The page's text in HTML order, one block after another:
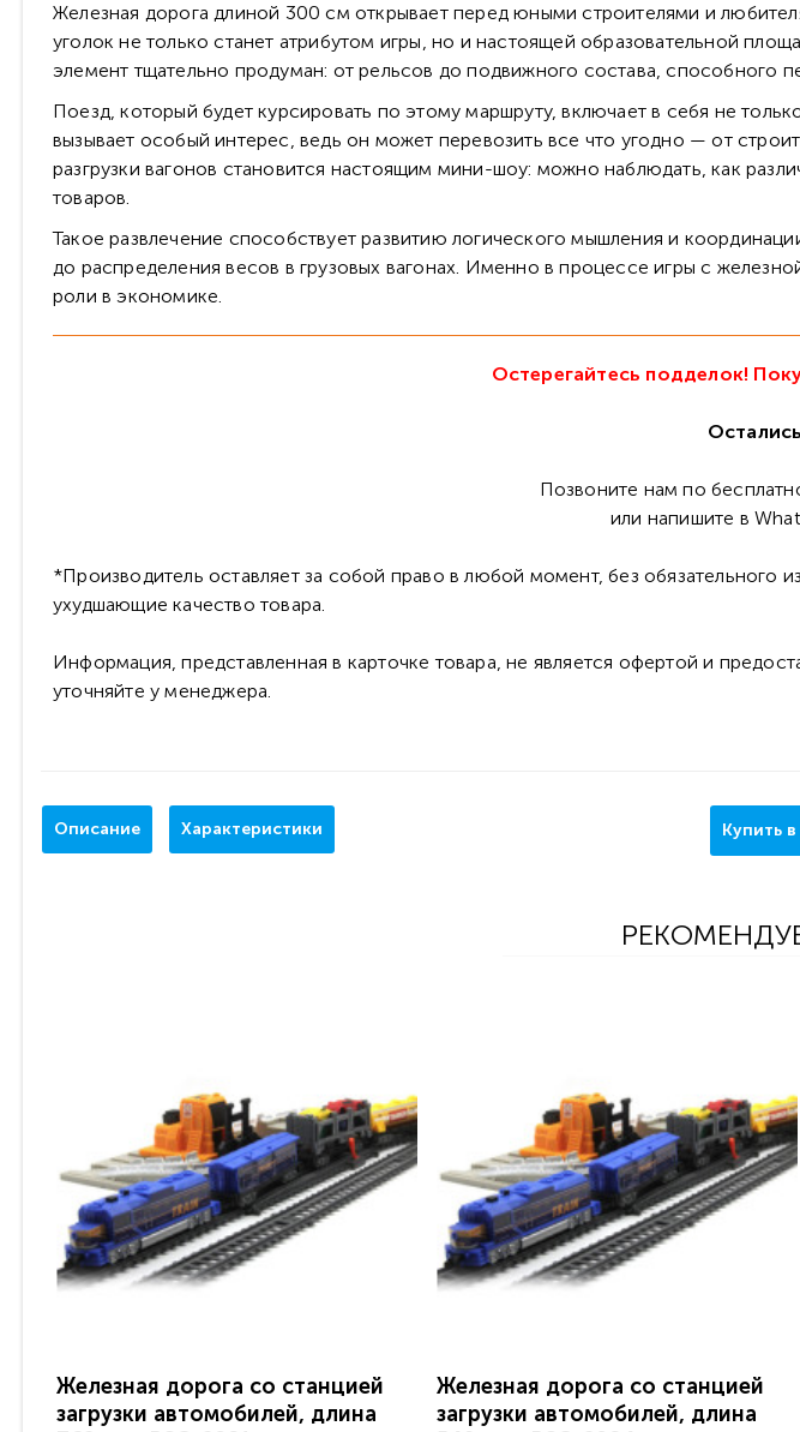
Железная дорога длиной 300 см открывает перед юными строителями и
уголок не только станет атрибутом игры, но и настоящей образовательной
элемент тщательно продуман: от рельсов до подвижного состава, способного
Поезд, который будет курсировать по этому маршруту, включает в себя не
вызывает особый интерес, ведь он может перевозить все что угодно — от
разгрузки вагонов становится настоящим мини-шоу: можно наблюдать, как
товаров.
Такое развлечение способствует развитию логического мышления и
до распределения весов в грузовых вагонах. Именно в процессе игры с
роли в экономике.
Остерегайтесь подделок!
Позвоните нам по
или напишите в
*Производитель оставляет за собой право в любой момент, без обязательного
ухудшающие качество товара.
Информация, представленная в карточке товара, не является офертой и
уточняйте у менеджера.
Описание Характеристики Купить
Железная дорога со станцией
загрузки автомобилей, длина
Железная дорога со станцией
загрузки автомобилей, длина